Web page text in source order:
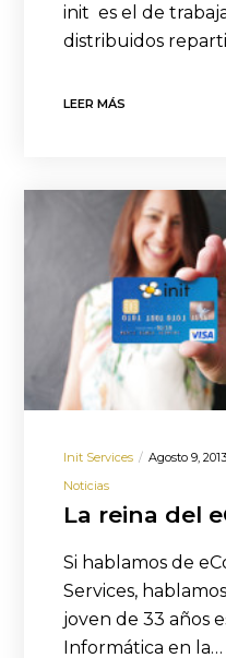
init es el de
distribuidos
LEER MÁS
Init Services Agosto 9, 2013
Noticias
La reina del
Si hablamos de
Services,
joven de 33 años
Informática en la…